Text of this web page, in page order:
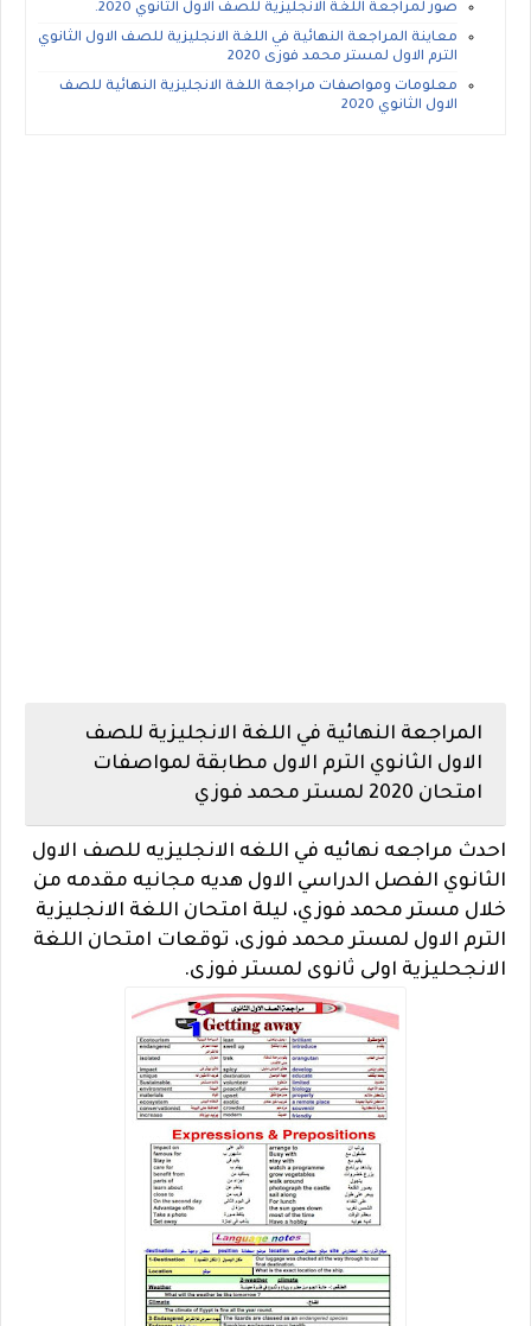
صور لمراجعة اللغة الانجليزية للصف الاول الثانوي 2020.
معاينة المراجعة النهائية في اللغة الانجليزية للصف الاول الثانوي
الترم الاول لمستر محمد فوزى 2020
معلومات ومواصفات مراجعة اللغة الانجليزية النهائية للصف
الاول الثانوي 2020
المراجعة النهائية في اللغة الانجليزية للصف
الاول الثانوي الترم الاول مطابقة لمواصفات
امتحان 2020 لمستر محمد فوزي
احدث مراجعه نهائيه في اللغه الانجليزيه للصف الاول
الثانوي الفصل الدراسي الاول هديه مجانيه مقدمه من
خلال مستر محمد فوزي، ليلة امتحان اللغة الانجليزية
الترم الاول لمستر محمد فوزى، توقعات امتحان اللغة
الانجحليزية اولى ثانوى لمستر فوزى.